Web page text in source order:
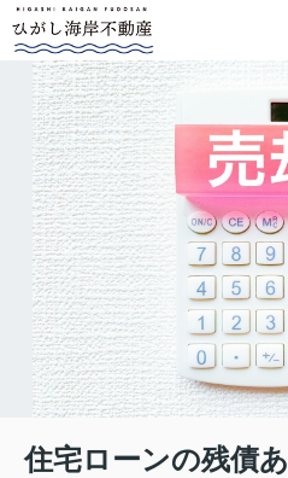
住宅ローンの残債